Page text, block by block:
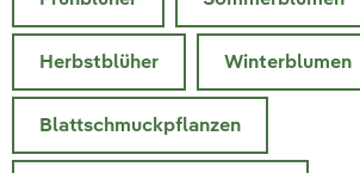
Herbstblüher Winterblumen
Blattschmuckpflanzen